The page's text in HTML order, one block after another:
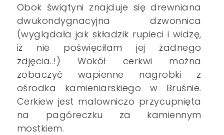
Obok świątyni znajduje się drewniana
dwukondygnacyjna dzwonnica
(wyglądała jak składzik rupieci i widzę,
iż nie poświęciłam jej żadnego
zdjęcia..!) Wokół cerkwi można
zobaczyć wapienne nagrobki z
ośrodka kamieniarskiego w Bruśnie.
Cerkiew jest malowniczo przycupnięta
na pagóreczku za kamiennym
mostkiem.